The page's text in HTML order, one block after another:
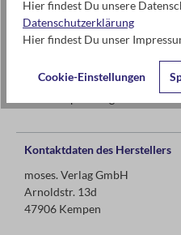
Warnhinweise und weitere
Achtung! Nicht geeignet für
Erstickungsgefahr wegen
Kontaktdaten des Herstellers
moses. Verlag GmbH
Arnoldstr. 13d
47906 Kempen
Hier findest Du unsere
Datenschutzerklärung
Hier findest Du unser
Cookie-Einstellungen